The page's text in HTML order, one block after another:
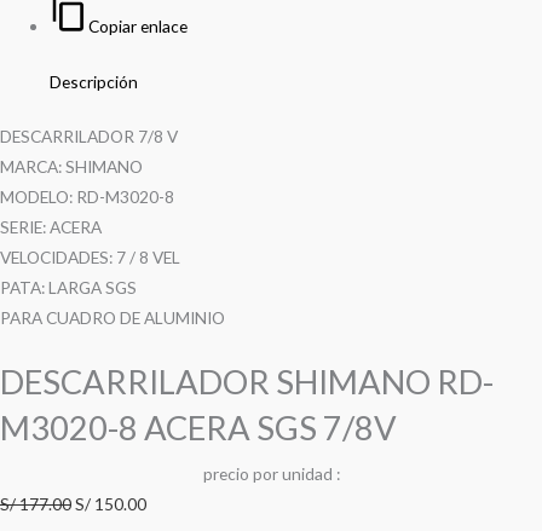
Copiar enlace
Descripción
DESCARRILADOR 7/8 V
MARCA: SHIMANO
MODELO: RD-M3020-8
SERIE: ACERA
VELOCIDADES: 7 / 8 VEL
PATA: LARGA SGS
PARA CUADRO DE ALUMINIO
DESCARRILADOR SHIMANO RD-
M3020-8 ACERA SGS 7/8V
precio por unidad :
S/177.00S/ 150.00